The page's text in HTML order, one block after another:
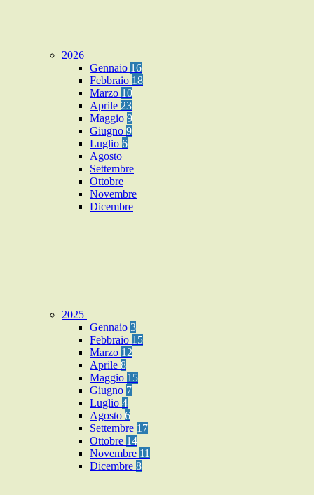
2026
Gennaio 16
Febbraio 18
Marzo 10
Aprile 23
Maggio 9
Giugno 9
Luglio 6
Agosto
Settembre
Ottobre
Novembre
Dicembre
2025
Gennaio 3
Febbraio 15
Marzo 12
Aprile 8
Maggio 15
Giugno 7
Luglio 4
Agosto 6
Settembre 17
Ottobre 14
Novembre 11
Dicembre 8